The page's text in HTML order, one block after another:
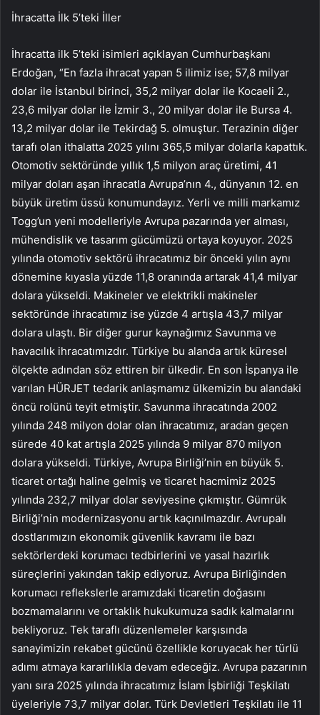
İhracatta İlk 5’teki İller
İhracatta ilk 5’teki isimleri açıklayan Cumhurbaşkanı
Erdoğan, “En fazla ihracat yapan 5 ilimiz ise; 57,8 milyar
dolar ile İstanbul birinci, 35,2 milyar dolar ile Kocaeli 2.,
23,6 milyar dolar ile İzmir 3., 20 milyar dolar ile Bursa 4.
13,2 milyar dolar ile Tekirdağ 5. olmuştur. Terazinin diğer
tarafı olan ithalatta 2025 yılını 365,5 milyar dolarla kapattık.
Otomotiv sektöründe yıllık 1,5 milyon araç üretimi, 41
milyar doları aşan ihracatla Avrupa’nın 4., dünyanın 12. en
büyük üretim üssü konumundayız. Yerli ve milli markamız
Togg’un yeni modelleriyle Avrupa pazarında yer alması,
mühendislik ve tasarım gücümüzü ortaya koyuyor. 2025
yılında otomotiv sektörü ihracatımız bir önceki yılın aynı
dönemine kıyasla yüzde 11,8 oranında artarak 41,4 milyar
dolara yükseldi. Makineler ve elektrikli makineler
sektöründe ihracatımız ise yüzde 4 artışla 43,7 milyar
dolara ulaştı. Bir diğer gurur kaynağımız Savunma ve
havacılık ihracatımızdır. Türkiye bu alanda artık küresel
ölçekte adından söz ettiren bir ülkedir. En son İspanya ile
varılan HÜRJET tedarik anlaşmamız ülkemizin bu alandaki
öncü rolünü teyit etmiştir. Savunma ihracatında 2002
yılında 248 milyon dolar olan ihracatımız, aradan geçen
sürede 40 kat artışla 2025 yılında 9 milyar 870 milyon
dolara yükseldi. Türkiye, Avrupa Birliği’nin en büyük 5.
ticaret ortağı haline gelmiş ve ticaret hacmimiz 2025
yılında 232,7 milyar dolar seviyesine çıkmıştır. Gümrük
Birliği’nin modernizasyonu artık kaçınılmazdır. Avrupalı
dostlarımızın ekonomik güvenlik kavramı ile bazı
sektörlerdeki korumacı tedbirlerini ve yasal hazırlık
süreçlerini yakından takip ediyoruz. Avrupa Birliğinden
korumacı reflekslerle aramızdaki ticaretin doğasını
bozmamalarını ve ortaklık hukukumuza sadık kalmalarını
bekliyoruz. Tek taraflı düzenlemeler karşısında
sanayimizin rekabet gücünü özellikle koruyacak her türlü
adımı atmaya kararlılıkla devam edeceğiz. Avrupa pazarının
yanı sıra 2025 yılında ihracatımız İslam İşbirliği Teşkilatı
üyeleriyle 73,7 milyar dolar. Türk Devletleri Teşkilatı ile 11